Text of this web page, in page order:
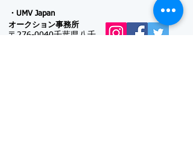
・UMV Japan
オークション事務所
〒276-0040千葉県八千